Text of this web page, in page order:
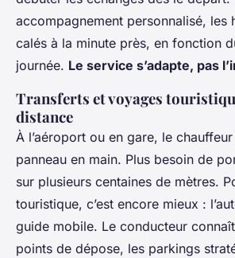
accompagnement personnalisé, les
calés à la minute près, en fonction
journée. Le service s’adapte, pas
Transferts et voyages
distance
À l’aéroport ou en gare, le
panneau en main. Plus besoin de
sur plusieurs centaines de mètres.
touristique, c’est encore mieux :
guide mobile. Le conducteur
points de dépose, les parkings